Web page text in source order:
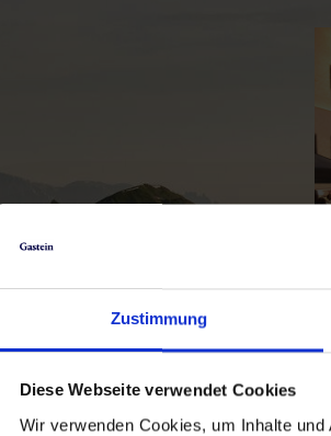
Zustimmung
Diese Webseite verwendet Cookies
Wir verwenden Cookies, um Inhalte